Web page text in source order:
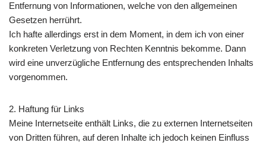
Entfernung von Informationen, welche von den allgemeinen
Gesetzen herrührt.
Ich hafte allerdings erst in dem Moment, in dem ich von einer
konkreten Verletzung von Rechten Kenntnis bekomme. Dann
wird eine unverzügliche Entfernung des entsprechenden Inhalts
vorgenommen.
2. Haftung für Links
Meine Internetseite enthält Links, die zu externen Internetseiten
von Dritten führen, auf deren Inhalte ich jedoch keinen Einfluss